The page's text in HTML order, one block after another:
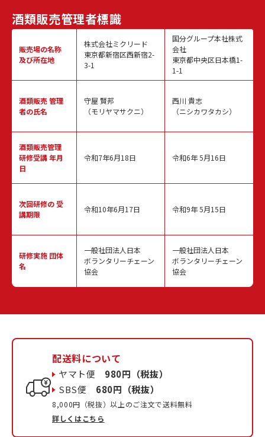
酒類販売管理者標識
販売場の名称
及び所在地
酒類販売管理
者の氏名
酒類販売管理
研修受講 年月
日
次回研修の受
講期限
研修実施 団体
名
株式会社ミクリード
東京都新宿区西新宿2-
3-1
守屋 賢邦
（モリヤマサクニ）
令和7年6月18日
令和10年6月17日
一般社団法人日本
ボランタリーチェーン
協会
国分グループ本社株式
会社
東京都中央区日本橋1-
1-1
西川 貴志
（ニシカワタカシ）
令和6年 5月16日
令和9年 5月15日
一般社団法人日本
ボランタリーチェーン
協会
配送料について
ヤマト便 980円（税抜）
SBS便 680円（税抜）
8,000円（税抜）以上のご注文で送料無料
詳しくはこちら